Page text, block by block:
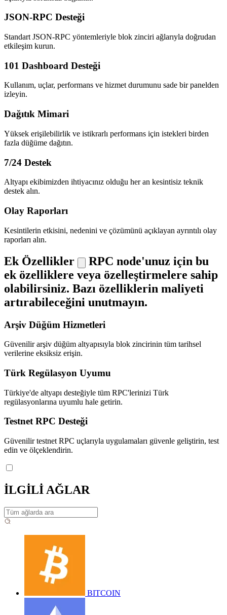
JSON-RPC Desteği
Standart JSON-RPC yöntemleriyle blok zinciri ağlarıyla doğrudan
etkileşim kurun.
101 Dashboard Desteği
Kullanım, uçlar, performans ve hizmet durumunu sade bir panelden
izleyin.
Dağıtık Mimari
Yüksek erişilebilirlik ve istikrarlı performans için istekleri birden
fazla düğüme dağıtın.
7/24 Destek
Altyapı ekibimizden ihtiyacınız olduğu her an kesintisiz teknik
destek alın.
Olay Raporları
Kesintilerin etkisini, nedenini ve çözümünü açıklayan ayrıntılı olay
raporları alın.
Ek Özellikler
RPC node'unuz için bu
ek özelliklere veya özelleştirmelere sahip
olabilirsiniz. Bazı özelliklerin maliyeti
artırabileceğini unutmayın.
Arşiv Düğüm Hizmetleri
Güvenilir arşiv düğüm altyapısıyla blok zincirinin tüm tarihsel
verilerine eksiksiz erişin.
Türk Regülasyon Uyumu
Türkiye'de altyapı desteğiyle tüm RPC'lerinizi Türk
regülasyonlarına uyumlu hale getirin.
Testnet RPC Desteği
Güvenilir testnet RPC uçlarıyla uygulamaları güvenle geliştirin, test
edin ve ölçeklendirin.
İLGİLİ AĞLAR
BITCOIN